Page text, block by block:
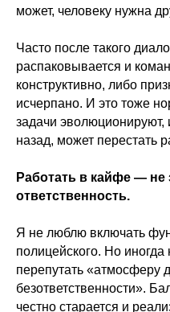
может, человеку нужна
Часто после такого
распаковывается и
конструктивно, либо
исчерпано. И это тоже
задачи эволюционируют,
назад, может перестать
Работать в кайфе — не
ответственность.
Я не люблю включать
полицейского. Но
перепутать «атмосферу
безответственности».
честно старается и